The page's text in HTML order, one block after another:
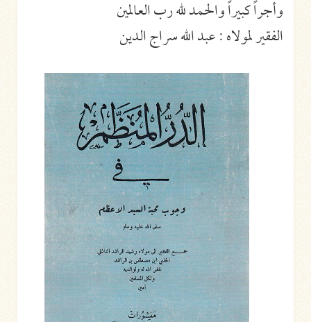
وأجراً كبيراً والحمد لله رب العالمين
الفقير لمولاه : عبد الله سراج الدين